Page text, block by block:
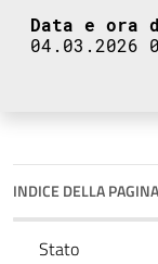
Data e ora
04.03.2026
INDICE DELLA PAGINA
Stato